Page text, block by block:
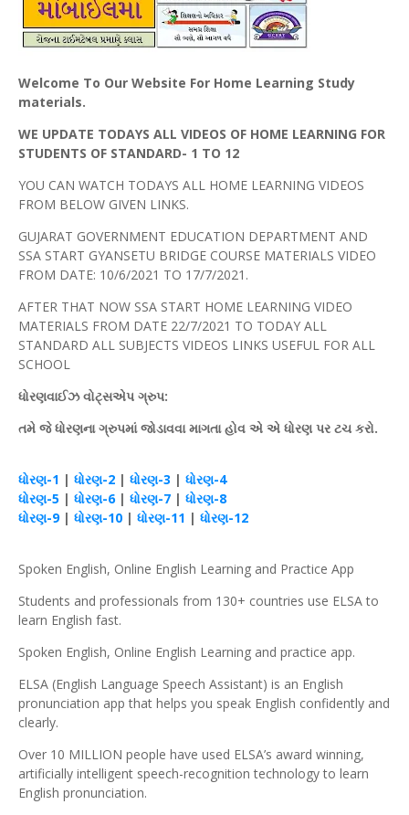
Welcome To Our Website For Home Learning Study
materials.
WE UPDATE TODAYS ALL VIDEOS OF HOME LEARNING FOR
STUDENTS OF STANDARD- 1 TO 12
YOU CAN WATCH TODAYS ALL HOME LEARNING VIDEOS
FROM BELOW GIVEN LINKS.
GUJARAT GOVERNMENT EDUCATION DEPARTMENT AND
SSA START GYANSETU BRIDGE COURSE MATERIALS VIDEO
FROM DATE: 10/6/2021 TO 17/7/2021.
AFTER THAT NOW SSA START HOME LEARNING VIDEO
MATERIALS FROM DATE 22/7/2021 TO TODAY ALL
STANDARD ALL SUBJECTS VIDEOS LINKS USEFUL FOR ALL
SCHOOL
ધોરણવાઈઝ વોટ્સએપ ગ્રુપ:
તમે જે ધોરણના ગ્રુપમાં જોડાવવા માગતાહોવ એ એ ધોરણ પર ટચ કરો.
ધોરણ-1 | ધોરણ-2 | ધોરણ-3 | ધોરણ-4
ધોરણ-5 | ધોરણ-6| ધોરણ-7 | ધોરણ-8
ધોરણ-9| ધોરણ-10 | ધોરણ-11 | ધોરણ-12
Spoken English, Online English Learning and Practice App
Students and professionals from 130+ countries use ELSA to
learn English fast.
Spoken English, Online English Learning and practice app.
ELSA (English Language Speech Assistant) is an English
pronunciation app that helps you speak English confidently and
clearly.
Over 10 MILLION people have used ELSA’s award winning,
artificially intelligent speech-recognition technology to learn
English pronunciation.